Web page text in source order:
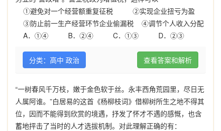
①避免对一个经营额重复征税
②实现企业扭亏为盈
③防止前一生产经营环节企业偷漏税
④调节个人收入分配
A．①④ B．②④ C．①③ D．②③
分类：高中 政治 查看答案和解析
“一树春风千万枝，嫩于金色软于丝。永丰西角荒园里，尽日无
人属阿谁。”白居易的这首《杨柳枝词》借柳树所生之地不得其
位，因而不能得到欣赏的境遇，抒发了怀才不遇的感慨，也含
蓄地抨击了当时的人才选拔机制。对此理解正确的有：